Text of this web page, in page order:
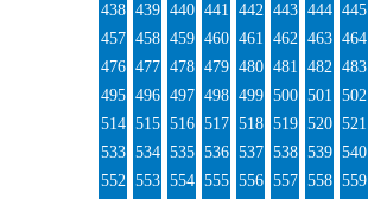
438 439 440 441 442 443 444 445
457 458 459 460 461 462 463 464
476 477 478 479 480 481 482 483
495 496 497 498 499 500 501 502
514 515 516 517 518 519 520 521
533 534 535 536 537 538 539 540
552 553 554 555 556 557 558 559